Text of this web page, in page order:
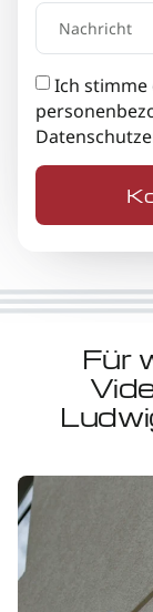
Ich
Für